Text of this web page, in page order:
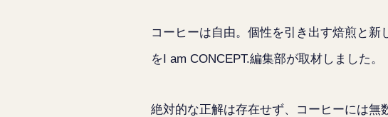
コーヒーは自由。個性を引き出す焙煎と
をI am CONCEPT.編集部が取材しました。
絶対的な正解は存在せず、コーヒーには